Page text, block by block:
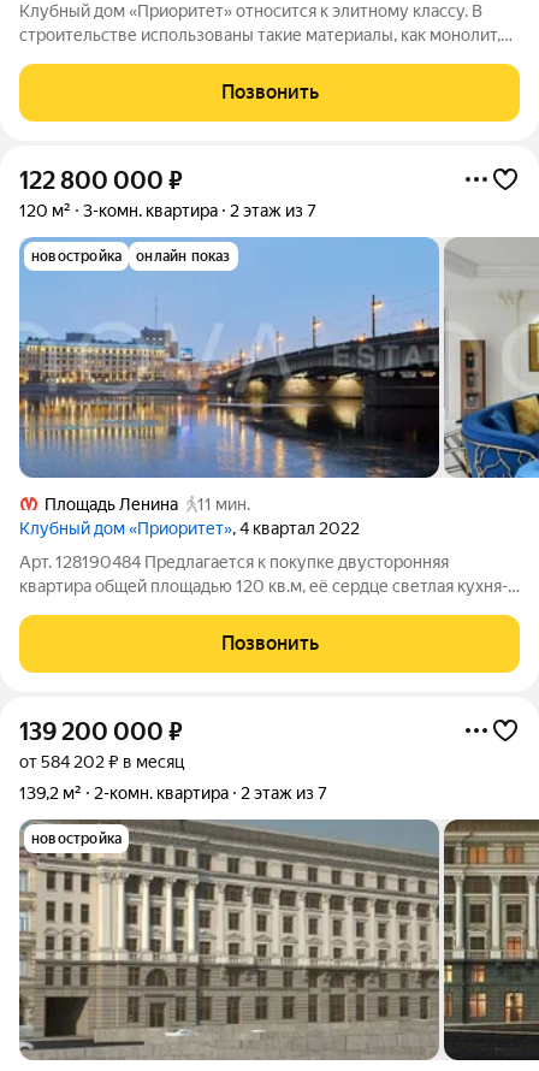
Клубный дом «Приоритет» относится к элитному классу. В
строительстве использованы такие материалы, как монолит,
одного корпуса, имеет 7 надземных и 2 подземных этажа.
Отделка пока подготовлена
Позвонить
122 800 000 ₽
120 м² 3-комн. квартира 2 этаж из 7
новостройка онлайн показ
Площадь Ленина
11 мин.
Клубный дом «Приоритет», 4 квартал 2022
Арт. 128190484 Предлагается к покупке двусторонняя
квартира общей площадью 120 кв.м, её сердце светлая кухня-
Свободная планировка позволяет воплотить индивидуальный
дизайн на две спальни в тихой
Позвонить
139 200 000 ₽
от 584 202 ₽ в месяц
139,2 м²
2-комн. квартира 2 этаж из 7
новостройка